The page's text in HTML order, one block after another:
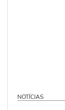
NOTÍCIAS